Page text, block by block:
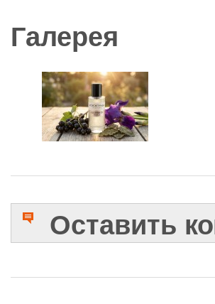
Галерея
Оставить
Имя